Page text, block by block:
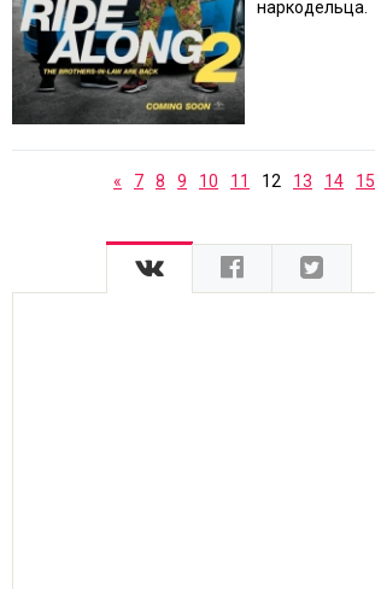
наркодельца.
« 7 8 9 10 11 12 13 14 15